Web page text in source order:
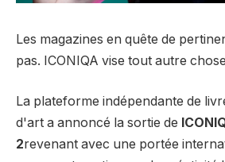
Les magazines en quête de
pas. ICONIQA vise tout autre
La plateforme indépendante de
d'art a annoncé la sortie de
2revenant avec une portée